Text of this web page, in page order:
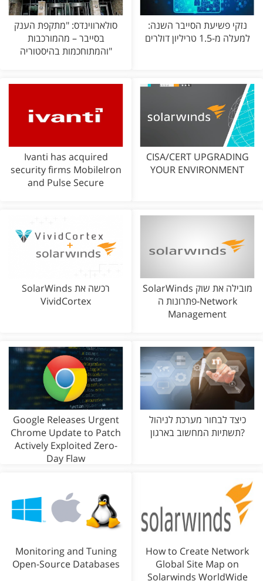
נזקי פשיעת הסייבר השנה:
למעלה מ-1.5 טריליון דולרים
סולארווינדס: "מתקפת הענק
בסייבר – מהמורכבות
והמתוחכמות בהיסטוריה"
CISA/CERT UPGRADING
YOUR ENVIRONMENT
Ivanti has acquired
security firms MobileIron
and Pulse Secure
SolarWinds מובילה את שוק
פתרונות ה-Network
Management
SolarWinds רכשה את
VividCortex
כיצד לבחור מערכת לניהול
תשתיות המחשוב בארגון?
Google Releases Urgent
Chrome Update to Patch
Actively Exploited Zero-
Day Flaw
How to Create Network
Global Site Map on
Solarwinds WorldWide
Monitoring and Tuning
Open-Source Databases